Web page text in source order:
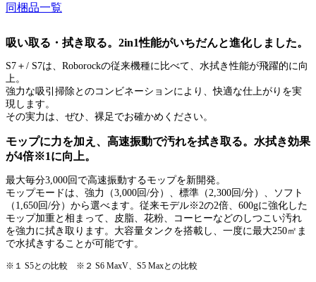
同梱品一覧
吸い取る・拭き取る。2in1性能がいちだんと進化しました。
S7＋/ S7は、Roborockの従来機種に比べて、水拭き性能が飛躍的に向
上。
強力な吸引掃除とのコンビネーションにより、快適な仕上がりを実
現します。
その実力は、ぜひ、裸足でお確かめください。
モップに力を加え、高速振動で汚れを拭き取る。水拭き効果
が4倍※1に向上。
最大毎分3,000回で高速振動するモップを新開発。
モップモードは、強力（3,000回/分）、標準（2,300回/分）、ソフト
（1,650回/分）から選べます。従来モデル※2の2倍、600gに強化した
モップ加重と相まって、皮脂、花粉、コーヒーなどのしつこい汚れ
を強力に拭き取ります。大容量タンクを搭載し、一度に最大250㎡ま
で水拭きすることが可能です。
※１ S5との比較 ※２ S6 MaxV、S5 Maxとの比較